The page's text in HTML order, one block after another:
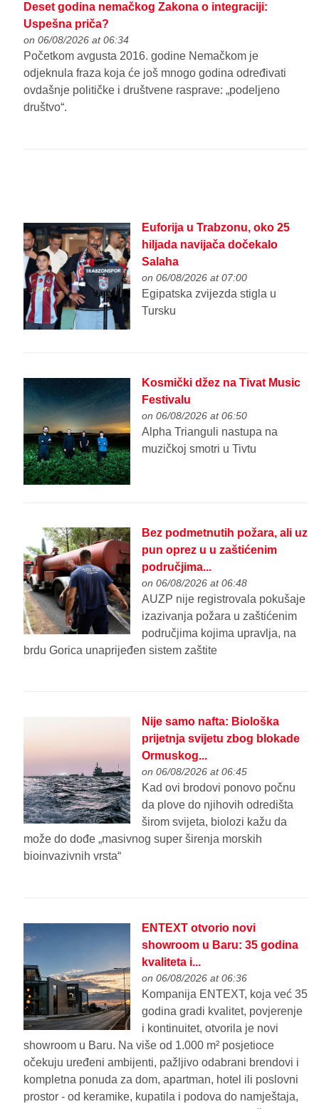
Deset godina nemačkog Zakona o integraciji:
Uspešna priča?
on 06/08/2026 at 06:34
Početkom avgusta 2016. godine Nemačkom je
odjeknula fraza koja će još mnogo godina određivati
ovdašnje političke i društvene rasprave: „podeljeno
društvo“.
Euforija u Trabzonu, oko 25
hiljada navijača dočekalo
Salaha
on 06/08/2026 at 07:00
Egipatska zvijezda stigla u
Tursku
Kosmički džez na Tivat Music
Festivalu
on 06/08/2026 at 06:50
Alpha Trianguli nastupa na
muzičkoj smotri u Tivtu
Bez podmetnutih požara, ali uz
pun oprez u u zaštićenim
područjima...
on 06/08/2026 at 06:48
AUZP nije registrovala pokušaje
izazivanja požara u zaštićenim
područjima kojima upravlja, na
brdu Gorica unaprijeđen sistem zaštite
Nije samo nafta: Biološka
prijetnja svijetu zbog blokade
Ormuskog...
on 06/08/2026 at 06:45
Kad ovi brodovi ponovo počnu
da plove do njihovih odredišta
širom svijeta, biolozi kažu da
može do dođe „masivnog super širenja morskih
bioinvazivnih vrsta“
ENTEXT otvorio novi
showroom u Baru: 35 godina
kvaliteta i...
on 06/08/2026 at 06:36
Kompanija ENTEXT, koja već 35
godina gradi kvalitet, povjerenje
i kontinuitet, otvorila je novi
showroom u Baru. Na više od 1.000 m² posjetioce
očekuju uređeni ambijenti, pažljivo odabrani brendovi i
kompletna ponuda za dom, apartman, hotel ili poslovni
prostor - od keramike, kupatila i podova do namještaja,